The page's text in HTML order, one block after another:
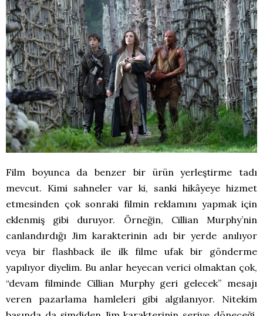
Film boyunca da benzer bir ürün yerleştirme tadı
mevcut. Kimi sahneler var ki, sanki hikâyeye hizmet
etmesinden çok sonraki filmin reklamını yapmak için
eklenmiş gibi duruyor. Örneğin, Cillian Murphy’nin
canlandırdığı Jim karakterinin adı bir yerde anılıyor
veya bir flashback ile ilk filme ufak bir gönderme
yapılıyor diyelim. Bu anlar heyecan verici olmaktan çok,
“devam filminde Cillian Murphy geri gelecek” mesajı
veren pazarlama hamleleri gibi algılanıyor. Nitekim